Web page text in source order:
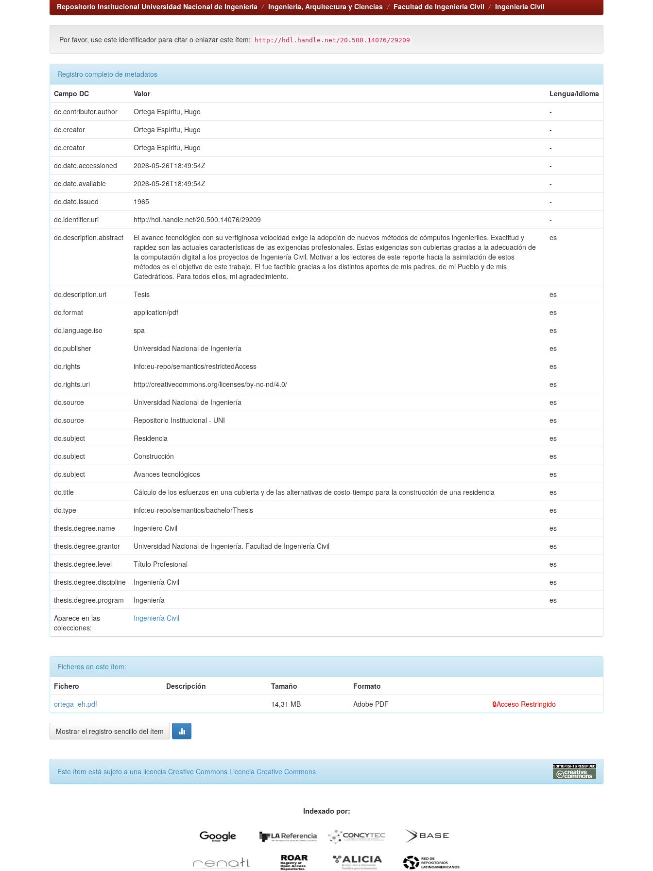
Repositorio Institucional Universidad Nacional de Ingeniería Ingeniería, Arquitectura y Ciencias Facultad de Ingenieria Civil Ingeniería Civil
Por favor, use este identificador para citar o enlazar este ítem: http://hdl.handle.net/20.500.14076/29209
Registro completo de metadatos
Campo DC
Valor
Lengua/Idioma
dc.contributor.author
Ortega Espíritu, Hugo
-
dc.creator
Ortega Espíritu, Hugo
-
dc.creator
Ortega Espíritu, Hugo
-
dc.date.accessioned
2026-05-26T18:49:54Z
-
dc.date.available
2026-05-26T18:49:54Z
-
dc.date.issued
1965
-
dc.identifier.uri
http://hdl.handle.net/20.500.14076/29209
-
dc.description.abstract
El avance tecnológico con su vertiginosa velocidad exige la adopción de nuevos métodos de cómputos ingenieriles. Exactitud y
rapidez son las actuales características de las exigencias profesionales. Estas exigencias son cubiertas gracias a la adecuación de
la computación digital a los proyectos de Ingeniería Civil. Motivar a los lectores de este reporte hacia la asimilación de estos
métodos es el objetivo de este trabajo. El fue factible gracias a los distintos aportes de mis padres, de mi Pueblo y de mis
Catedráticos. Para todos ellos, mi agradecimiento.
es
dc.description.uri Tesis
es
dc.format
application/pdf
es
dc.language.iso
spa
es
dc.publisher
Universidad Nacional de Ingeniería
es
dc.rights
info:eu-repo/semantics/restrictedAccess
es
dc.rights.uri
http://creativecommons.org/licenses/by-nc-nd/4.0/
es
dc.source
Universidad Nacional de Ingeniería
es
dc.source
Repositorio Institucional - UNI
es
dc.subject
Residencia
es
dc.subject
Construcción
es
dc.subject
Avances tecnológicos
es
dc.title
Cálculo de los esfuerzos en una cubierta y de las alternativas de costo-tiempo para la construcción de una residencia
es
dc.type
info:eu-repo/semantics/bachelorThesis
es
thesis.degree.name
Ingeniero Civil
es
thesis.degree.grantor
Universidad Nacional de Ingeniería. Facultad de Ingeniería Civil
es
thesis.degree.level
Título Profesional
es
thesis.degree.discipline
Ingeniería Civil
es
thesis.degree.program
Ingeniería
es
Aparece en las
colecciones:
Ingeniería Civil
Ficheros en este ítem:
Fichero
Descripción Tamaño
Formato
ortega_eh.pdf
14,31 MB Adobe PDF Acceso Restringido
Mostrar el registro sencillo del ítem
Este ítem está sujeto a una licencia Creative Commons Licencia Creative Commons
Indexado por: